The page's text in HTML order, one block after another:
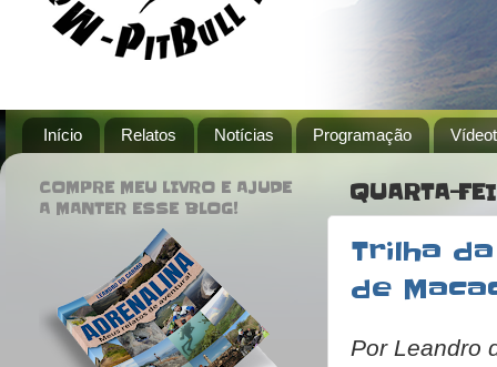
Início Relatos Notícias Programação
QUARTA-
Trilha
de
Por Leandro
COMPRE MEU LIVRO E AJUDE
A MANTER ESSE BLOG!